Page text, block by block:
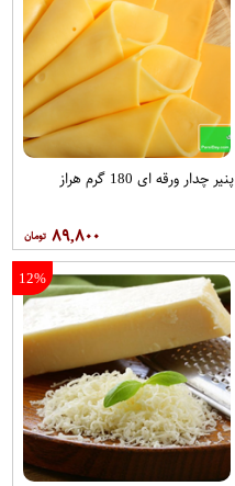
پنیر چدار ورقه ای 180 گرم هراز
۸۹,۸۰۰
12%